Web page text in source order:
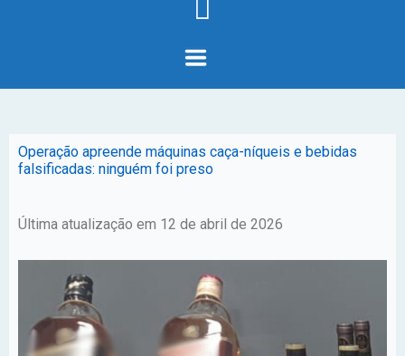
Operação apreende máquinas caça-níqueis e bebidas
falsificadas: ninguém foi preso
Última atualização em 12 de abril de 2026